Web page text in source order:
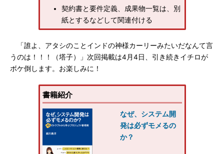
契約書と要件定義、成果物一覧は、別
紙とするなどして関連付ける
「誰よ、アタシのことインドの神様カーリーみたいだなんて言
うのは！！！（塔子）」次回掲載は4月4日、引き続きイチロが
ボケ倒します。お楽しみに！
書籍紹介
なぜ、システム開
発は必ずモメるの
か？